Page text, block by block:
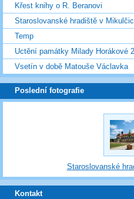
Křest knihy o R. Beranovi
Staroslovanské hradiště v
Temp
Uctění památky Milady Horákové
Vsetín v době Matouše Václavka
Poslední fotografie
Staroslovanské
Kontakt